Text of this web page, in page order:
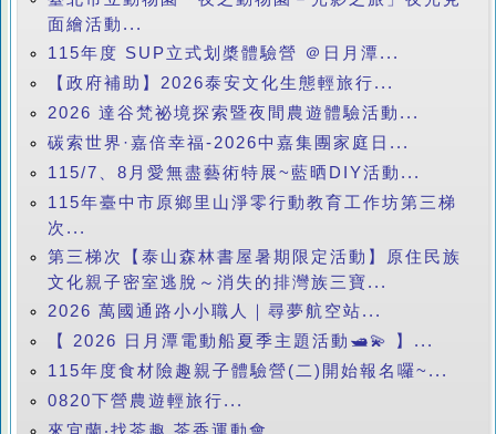
面繪活動...
115年度 SUP立式划槳體驗營 ＠日月潭...
【政府補助】2026泰安文化生態輕旅行...
2026 達谷梵祕境探索暨夜間農遊體驗活動...
碳索世界·嘉倍幸福-2026中嘉集團家庭日...
115/7、8月愛無盡藝術特展~藍晒DIY活動...
115年臺中市原鄉里山淨零行動教育工作坊第三梯
次...
第三梯次【泰山森林書屋暑期限定活動】原住民族
文化親子密室逃脫～消失的排灣族三寶...
2026 萬國通路小小職人｜尋夢航空站...
【 2026 日月潭電動船夏季主題活動🛥️💫 】...
115年度食材險趣親子體驗營(二)開始報名囉~...
0820下營農遊輕旅行...